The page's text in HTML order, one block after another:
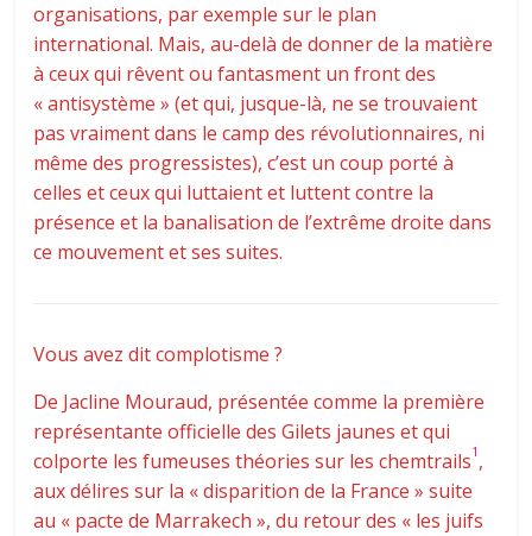
organisations, par exemple sur le plan
international. Mais, au-delà de donner de la matière
à ceux qui rêvent ou fantasment un front des
« antisystème » (et qui, jusque-là, ne se trouvaient
pas vraiment dans le camp des révolutionnaires, ni
même des progressistes), c’est un coup porté à
celles et ceux qui luttaient et luttent contre la
présence et la banalisation de l’extrême droite dans
ce mouvement et ses suites.
Vous avez dit complotisme ?
De Jacline Mouraud, présentée comme la première
représentante officielle des Gilets jaunes et qui
colporte les fumeuses théories sur les chemtrails1 ,
aux délires sur la « disparition de la France » suite
au « pacte de Marrakech », du retour des « les juifs